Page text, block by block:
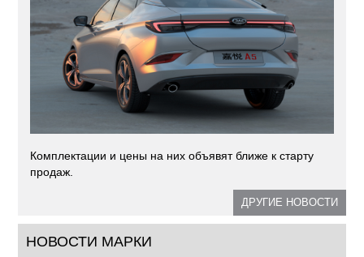
Комплектации и цены на них объявят ближе к старту
продаж.
ДРУГИЕ НОВОСТИ
НОВОСТИ МАРКИ